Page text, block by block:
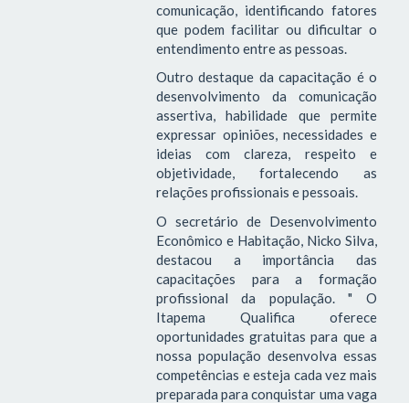
comunicação, identificando fatores
que podem facilitar ou dificultar o
entendimento entre as pessoas.
Outro destaque da capacitação é o
desenvolvimento da comunicação
assertiva, habilidade que permite
expressar opiniões, necessidades e
ideias com clareza, respeito e
objetividade, fortalecendo as
relações profissionais e pessoais.
O secretário de Desenvolvimento
Econômico e Habitação, Nicko Silva,
destacou a importância das
capacitações para a formação
profissional da população. " O
Itapema Qualifica oferece
oportunidades gratuitas para que a
nossa população desenvolva essas
competências e esteja cada vez mais
preparada para conquistar uma vaga